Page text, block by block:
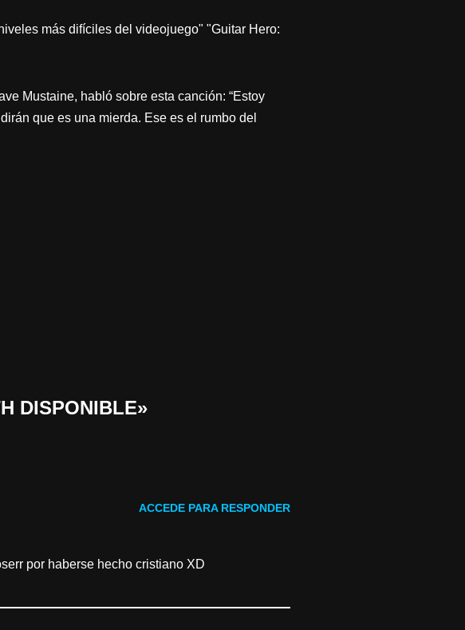
más difíciles del videojuego" "Guitar Hero:
Mustaine, habló sobre esta canción: “Estoy
que es una mierda. Ese es el rumbo del
DISPONIBLE»
ACCEDE PARA RESPONDER
por haberse hecho cristiano XD